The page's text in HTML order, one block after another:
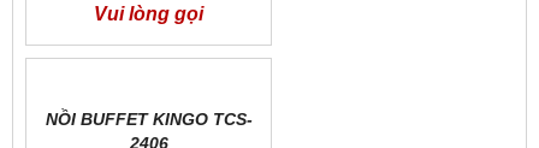
Vui lòng gọi
NỒI BUFFET KINGO TCS-
2406